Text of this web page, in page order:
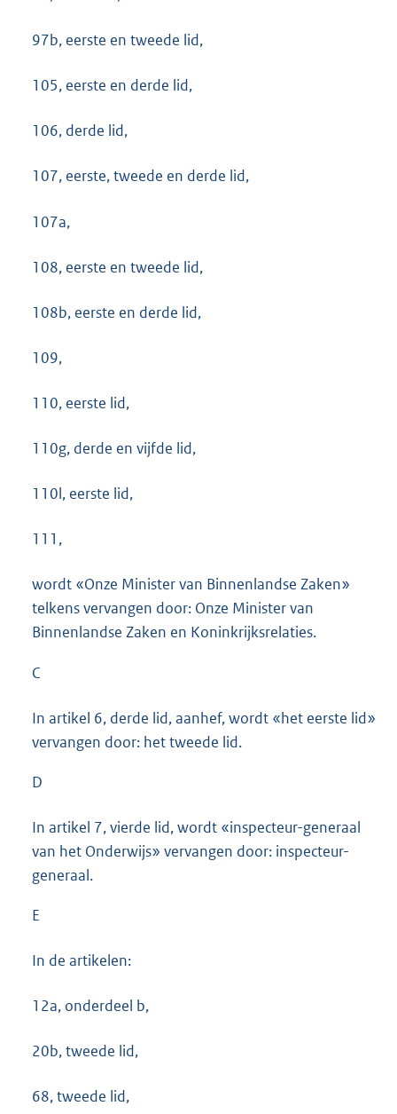
97b, eerste en tweede lid,
105, eerste en derde lid,
106, derde lid,
107, eerste, tweede en derde lid,
107a,
108, eerste en tweede lid,
108b, eerste en derde lid,
109,
110, eerste lid,
110g, derde en vijfde lid,
110l, eerste lid,
111,
wordt «Onze Minister van Binnenlandse Zaken»
telkens vervangen door: Onze Minister van
Binnenlandse Zaken en Koninkrijksrelaties.
C
In artikel 6, derde lid, aanhef, wordt «het eerste lid»
vervangen door: het tweede lid.
D
In artikel 7, vierde lid, wordt «inspecteur-generaal
van het Onderwijs» vervangen door: inspecteur-
generaal.
E
In de artikelen:
12a, onderdeel b,
20b, tweede lid,
68, tweede lid,